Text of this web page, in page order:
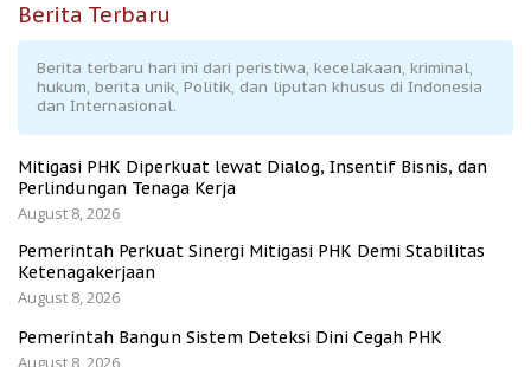
Berita Terbaru
Berita terbaru hari ini dari peristiwa, kecelakaan, kriminal,
hukum, berita unik, Politik, dan liputan khusus di Indonesia
dan Internasional.
Mitigasi PHK Diperkuat lewat Dialog, Insentif Bisnis, dan
Perlindungan Tenaga Kerja
August 8, 2026
Pemerintah Perkuat Sinergi Mitigasi PHK Demi Stabilitas
Ketenagakerjaan
August 8, 2026
Pemerintah Bangun Sistem Deteksi Dini Cegah PHK
August 8, 2026